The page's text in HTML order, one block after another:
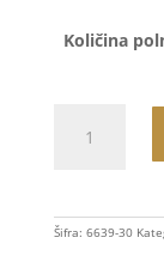
Količina
Šifra: 6639-30